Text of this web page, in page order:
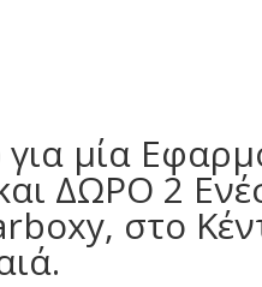
μία
ΔΩΡΟ 2
στο